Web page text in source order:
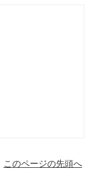
このページの先頭へ